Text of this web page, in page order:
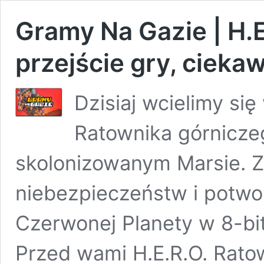
Gramy Na Gazie |
przejście gry,
Dzisiaj wcielimy
Ratownika
skolonizowanym Marsie.
niebezpieczeństw i
Czerwonej Planety w 8-
Przed wami H.E.R.O.